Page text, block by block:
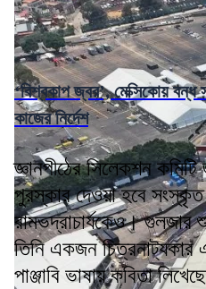
‘বিশ্বকাপ জ্বর’, মেক্সিকোয় বন্ধ
কাজের নির্দেশ
জ্ঞানপীঠের সিলেকশন
পুরস্কার দেওয়া হবে
রামভদ্রাচার্যকেও।
তিনি একজন
পাঞ্জাবি ভাষায় কবিতা